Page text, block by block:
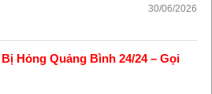
30/06/2026
Hỏng Quảng Bình 24/24 – Gọi